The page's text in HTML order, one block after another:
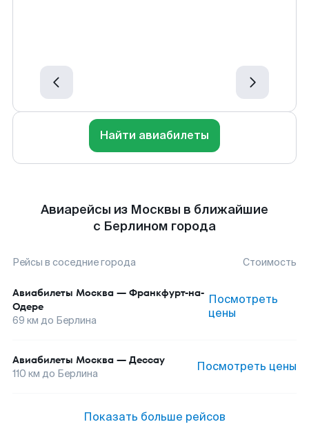
Найти авиабилеты
Авиарейсы из Москвы в ближайшие
с Берлином города
Рейсы в соседние города Стоимость
Авиабилеты Москва — Франкфурт-на-
Одере
69 км до Берлина
Посмотреть
цены
Авиабилеты Москва — Дессау
110 км до Берлина Посмотреть цены
Показать больше рейсов